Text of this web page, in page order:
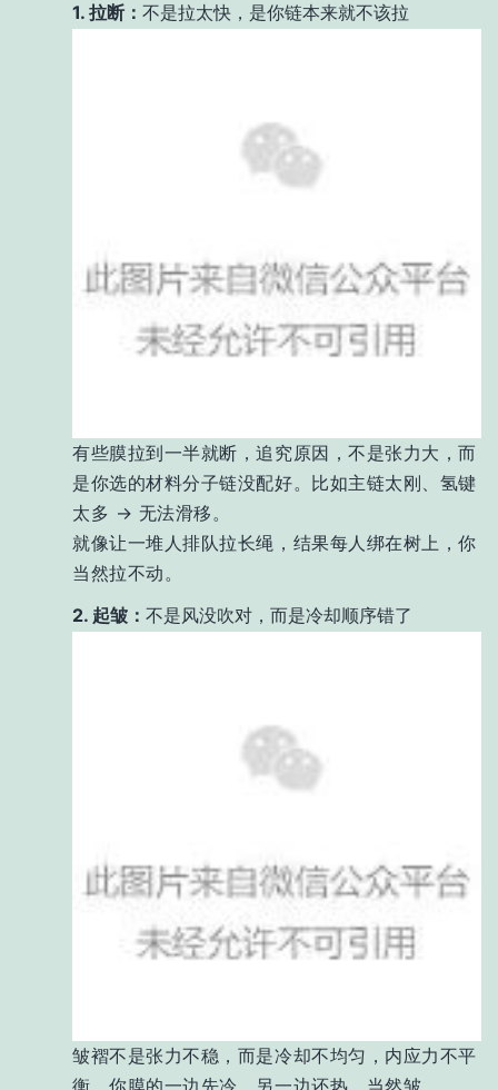
1. 拉断： 不是拉太快，是你链本来就不该拉
有些膜拉到一半就断，追究原因，不是张力大，而
是你选的材料分子链没配好。比如主链太刚、氢键
太多 → 无法滑移。
就像让一堆人排队拉长绳，结果每人绑在树上，你
当然拉不动。
2. 起皱： 不是风没吹对，而是冷却顺序错了
皱褶不是张力不稳，而是冷却不均匀，内应力不平